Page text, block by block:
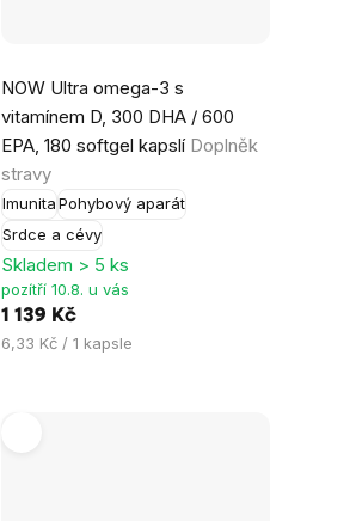
NOW Ultra omega-3 s
vitamínem D, 300 DHA / 600
EPA, 180 softgel kapslí Doplněk
stravy
ImunitaPohybový aparát
Srdce a cévy
hodnocení
produktu
je
5,0
z
5
hvězdiček.
Skladem > 5 ks
pozítří 10.8. u vás
1 139 Kč
Měrná
6,33 Kč / 1 kapsle